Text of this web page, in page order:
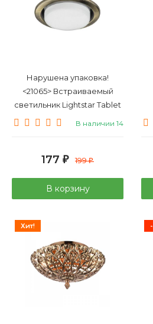
Нарушена упаковка!
<21065> Встраиваемый
светильник Lightstar Tablet
212111
В наличии 14
177 ₽ 199₽
В корзину
Хит!